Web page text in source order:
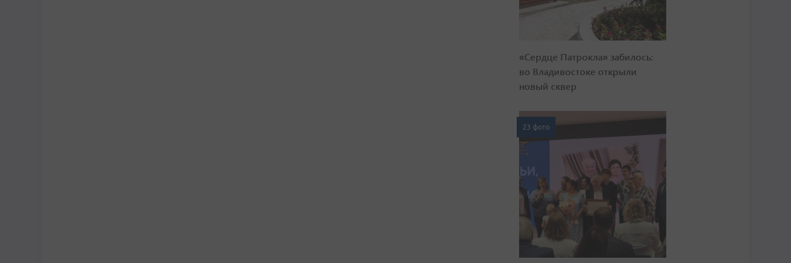
«Сердце Патрокла» забилось:
во Владивостоке открыли
новый сквер
23 фото